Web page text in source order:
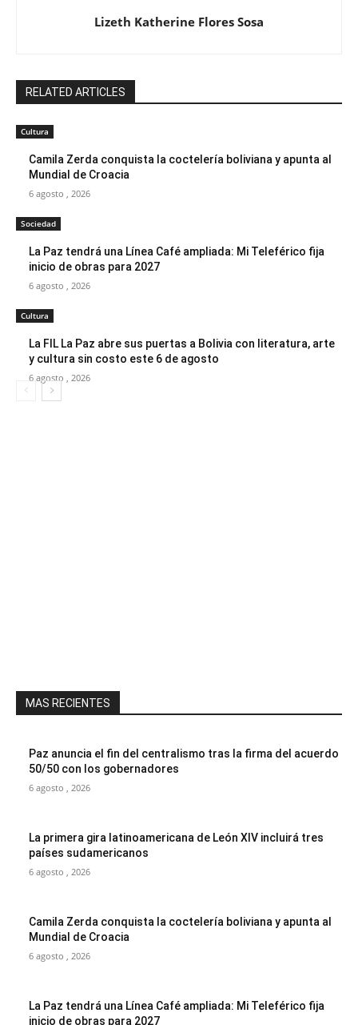
Lizeth Katherine Flores Sosa
RELATED ARTICLES
Cultura
Camila Zerda conquista la coctelería boliviana y apunta al
Mundial de Croacia
6 agosto , 2026
Sociedad
La Paz tendrá una Línea Café ampliada: Mi Teleférico fija
inicio de obras para 2027
6 agosto , 2026
Cultura
La FIL La Paz abre sus puertas a Bolivia con literatura, arte
y cultura sin costo este 6 de agosto
6 agosto , 2026
MAS RECIENTES
Paz anuncia el fin del centralismo tras la firma del acuerdo
50/50 con los gobernadores
6 agosto , 2026
La primera gira latinoamericana de León XIV incluirá tres
países sudamericanos
6 agosto , 2026
Camila Zerda conquista la coctelería boliviana y apunta al
Mundial de Croacia
6 agosto , 2026
La Paz tendrá una Línea Café ampliada: Mi Teleférico fija
inicio de obras para 2027